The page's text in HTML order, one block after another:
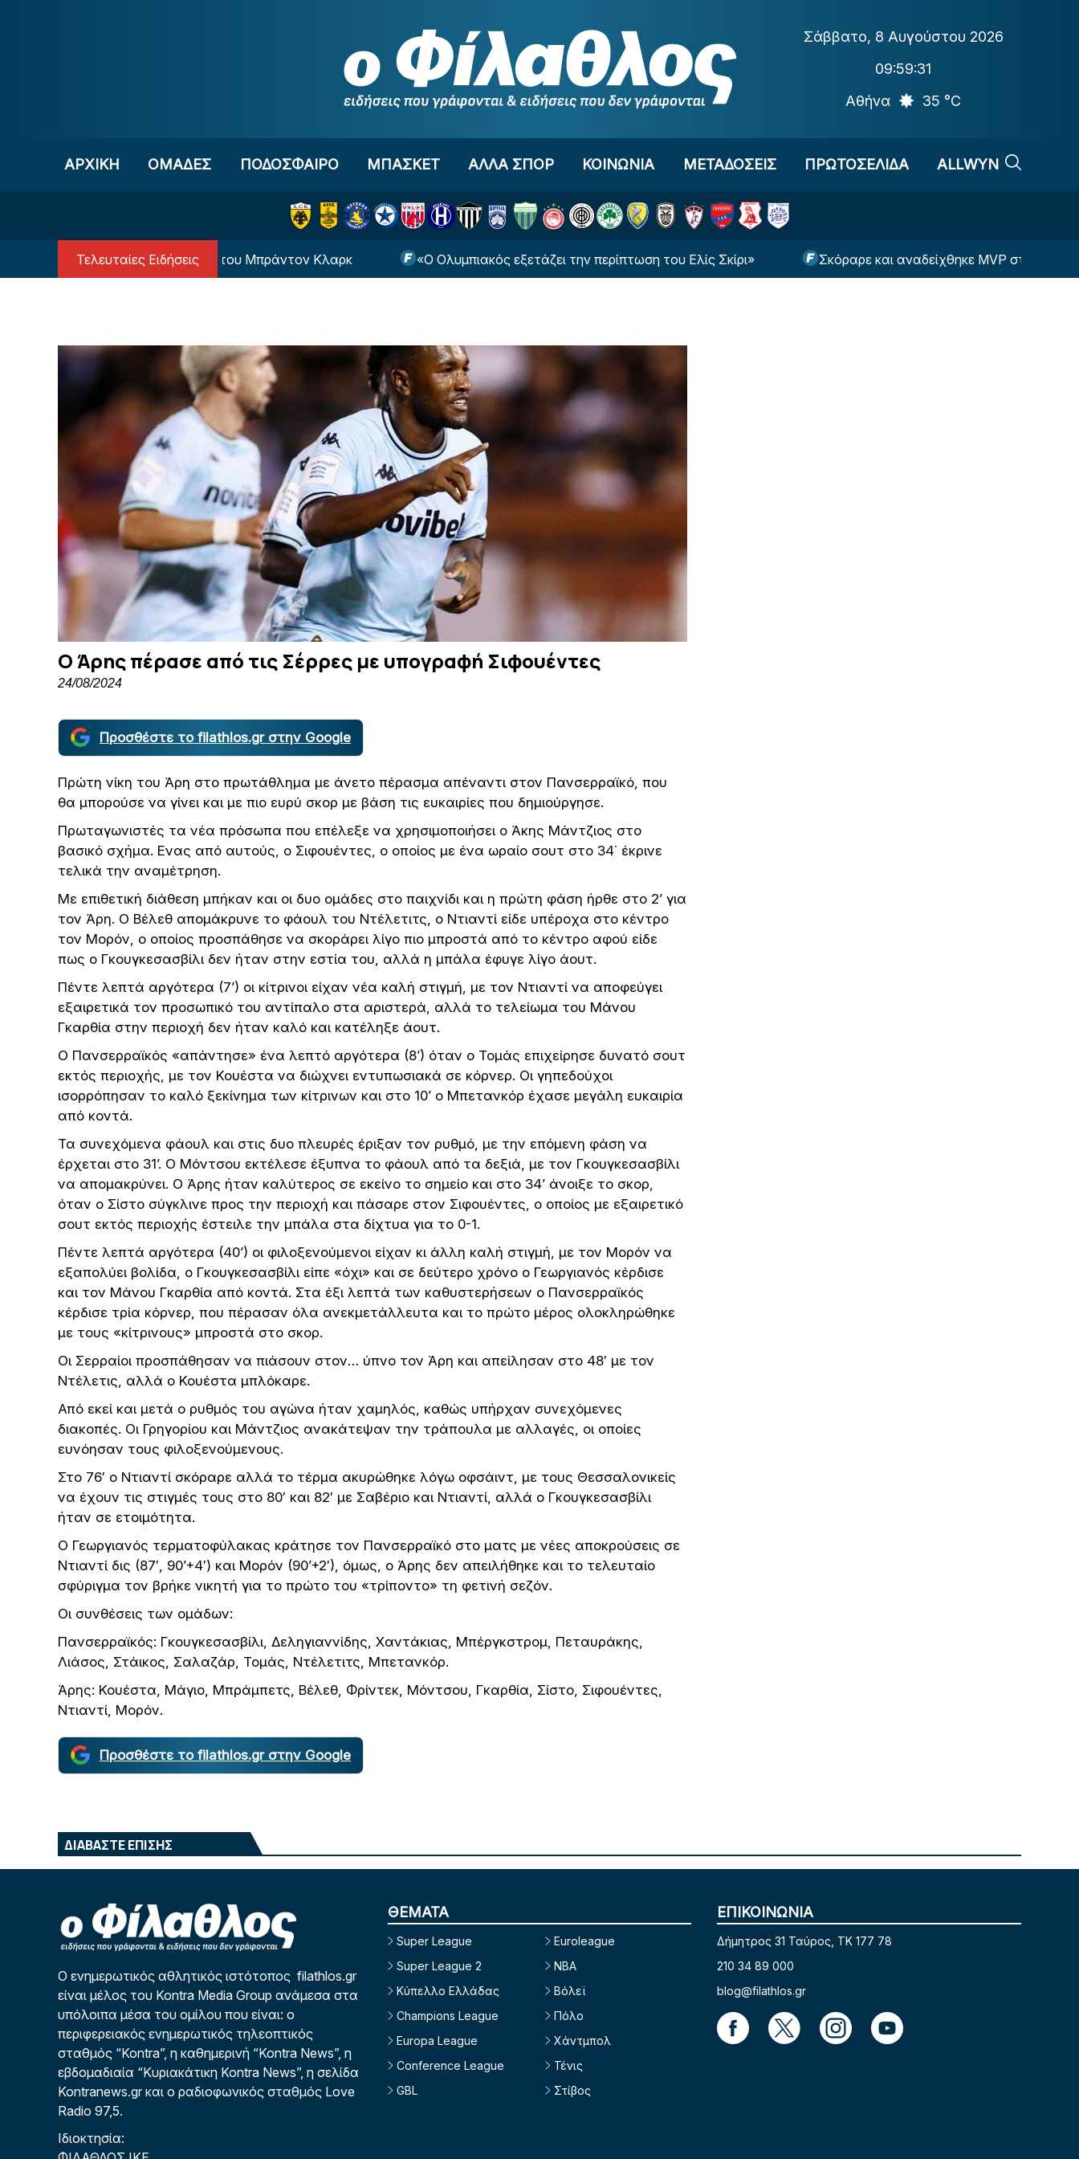
Σάββατο, 8 Αυγούστου 2026
09:59:32
Αθήνα
35 °C
ΑΡΧΙΚΗ OΜΑΔΕΣ ΠΟΔΟΣΦΑΙΡΟ ΜΠΑΣΚΕΤ ΑΛΛΑ ΣΠΟΡ ΚΟΙΝΩΝΙΑ ΜΕΤΑΔΟΣΕΙΣ ΠΡΩΤΟΣΕΛΙΔΑ ALLWYN
Τελευταίες Ειδήσεις
NBA: Η αιτία θανάτου του Μπράντον Κλαρκ «Ο Ολυμπιακός εξετάζει την περίπτωση του Ελίς Σκίρι» Σκόραρε και αναδείχθηκε MVP στο ντεμπούτο του
Ο Άρης πέρασε από τις Σέρρες με υπογραφή Σιφουέντες
24/08/2024
Προσθέστε το filathlos.gr στην Google
Πρώτη νίκη του Άρη στο πρωτάθλημα με άνετο πέρασμα απέναντι στον Πανσερραϊκό, που
θα μπορούσε να γίνει και με πιο ευρύ σκορ με βάση τις ευκαιρίες που δημιούργησε.
Πρωταγωνιστές τα νέα πρόσωπα που επέλεξε να χρησιμοποιήσει ο Άκης Μάντζιος στο
βασικό σχήμα. Ενας από αυτούς, ο Σιφουέντες, ο οποίος με ένα ωραίο σουτ στο 34΄ έκρινε
τελικά την αναμέτρηση.
Με επιθετική διάθεση μπήκαν και οι δυο ομάδες στο παιχνίδι και η πρώτη φάση ήρθε στο 2’ για
τον Άρη. Ο Βέλεθ απομάκρυνε το φάουλ του Ντέλετιτς, ο Ντιαντί είδε υπέροχα στο κέντρο
τον Μορόν, ο οποίος προσπάθησε να σκοράρει λίγο πιο μπροστά από το κέντρο αφού είδε
πως ο Γκουγκεσασβίλι δεν ήταν στην εστία του, αλλά η μπάλα έφυγε λίγο άουτ.
Πέντε λεπτά αργότερα (7’) οι κίτρινοι είχαν νέα καλή στιγμή, με τον Ντιαντί να αποφεύγει
εξαιρετικά τον προσωπικό του αντίπαλο στα αριστερά, αλλά το τελείωμα του Μάνου
Γκαρθία στην περιοχή δεν ήταν καλό και κατέληξε άουτ.
Ο Πανσερραϊκός «απάντησε» ένα λεπτό αργότερα (8’) όταν ο Τομάς επιχείρησε δυνατό σουτ
εκτός περιοχής, με τον Κουέστα να διώχνει εντυπωσιακά σε κόρνερ. Οι γηπεδούχοι
ισορρόπησαν το καλό ξεκίνημα των κίτρινων και στο 10’ ο Μπετανκόρ έχασε μεγάλη ευκαιρία
από κοντά.
Τα συνεχόμενα φάουλ και στις δυο πλευρές έριξαν τον ρυθμό, με την επόμενη φάση να
έρχεται στο 31’. Ο Μόντσου εκτέλεσε έξυπνα το φάουλ από τα δεξιά, με τον Γκουγκεσασβίλι
να απομακρύνει. Ο Άρης ήταν καλύτερος σε εκείνο το σημείο και στο 34’ άνοιξε το σκορ,
όταν ο Σίστο σύγκλινε προς την περιοχή και πάσαρε στον Σιφουέντες, ο οποίος με εξαιρετικό
σουτ εκτός περιοχής έστειλε την μπάλα στα δίχτυα για το 0-1.
Πέντε λεπτά αργότερα (40’) οι φιλοξενούμενοι είχαν κι άλλη καλή στιγμή, με τον Μορόν να
εξαπολύει βολίδα, ο Γκουγκεσασβίλι είπε «όχι» και σε δεύτερο χρόνο ο Γεωργιανός κέρδισε
και τον Μάνου Γκαρθία από κοντά. Στα έξι λεπτά των καθυστερήσεων ο Πανσερραϊκός
κέρδισε τρία κόρνερ, που πέρασαν όλα ανεκμετάλλευτα και το πρώτο μέρος ολοκληρώθηκε
με τους «κίτρινους» μπροστά στο σκορ.
Οι Σερραίοι προσπάθησαν να πιάσουν στον… ύπνο τον Άρη και απείλησαν στο 48′ με τον
Ντέλετις, αλλά ο Κουέστα μπλόκαρε.
Από εκεί και μετά ο ρυθμός του αγώνα ήταν χαμηλός, καθώς υπήρχαν συνεχόμενες
διακοπές. Οι Γρηγορίου και Μάντζιος ανακάτεψαν την τράπουλα με αλλαγές, οι οποίες
ευνόησαν τους φιλοξενούμενους.
Στο 76′ ο Ντιαντί σκόραρε αλλά το τέρμα ακυρώθηκε λόγω οφσάιντ, με τους Θεσσαλονικείς
να έχουν τις στιγμές τους στο 80′ και 82′ με Σαβέριο και Ντιαντί, αλλά ο Γκουγκεσασβίλι
ήταν σε ετοιμότητα.
Ο Γεωργιανός τερματοφύλακας κράτησε τον Πανσερραϊκό στο ματς με νέες αποκρούσεις σε
Ντιαντί δις (87′, 90’+4′) και Μορόν (90’+2′), όμως, ο Άρης δεν απειλήθηκε και το τελευταίο
σφύριγμα τον βρήκε νικητή για το πρώτο του «τρίποντο» τη φετινή σεζόν.
Οι συνθέσεις των ομάδων:
Πανσερραϊκός: Γκουγκεσασβίλι, Δεληγιαννίδης, Χαντάκιας, Μπέργκστρομ, Πεταυράκης,
Λιάσος, Στάικος, Σαλαζάρ, Τομάς, Ντέλετιτς, Μπετανκόρ.
Άρης: Κουέστα, Μάγιο, Μπράμπετς, Βέλεθ, Φρίντεκ, Μόντσου, Γκαρθία, Σίστο, Σιφουέντες,
Ντιαντί, Μορόν.
Προσθέστε το filathlos.gr στην Google
ΔΙΑΒΑΣΤΕ ΕΠΙΣΗΣ
Ο ενημερωτικός αθλητικός ιστότοπος filathlos.gr
είναι μέλος του Kontra Media Group ανάμεσα στα
υπόλοιπα μέσα του ομίλου που είναι: ο
περιφερειακός ενημερωτικός τηλεοπτικός
σταθμός “Kontra”, η καθημερινή “Kontra News”, η
εβδομαδιαία “Κυριακάτικη Kontra News”, η σελίδα
Kontranews.gr και ο ραδιοφωνικός σταθμός Love
Radio 97,5.
Ιδιοκτησία:
ΘΕΜΑΤΑ
Super League
Super League 2
Κύπελλο Ελλάδας
Champions League
Europa League
Conference League
GBL
Euroleague
NBA
Βόλεϊ
Πόλο
Χάντμπολ
Τένις
Στίβος
ΕΠΙΚΟΙΝΩΝΙΑ
Δήμητρος 31 Ταύρος, TK 177 78
210 34 89 000
blog@filathlos.gr